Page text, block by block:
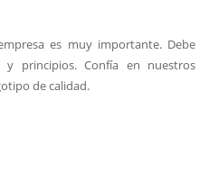
es muy importante. Debe
principios. Confía en nuestros
de calidad.